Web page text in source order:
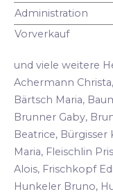
Administration
Vorverkauf
und viele weitere
Achermann
Bärtsch Maria,
Brunner Gaby,
Beatrice,
Maria, Fleischlin
Alois, Frischkopf
Hunkeler Bruno,